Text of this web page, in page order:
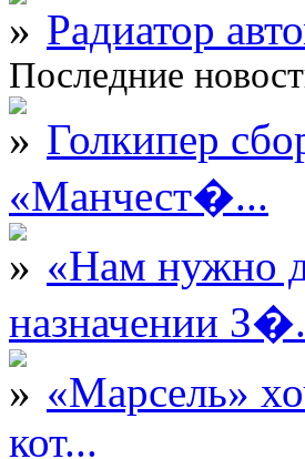
Радиатор
Последние
Голкипер
«Манчест�...
«Нам нужно
назначении
«Марсель»
кот...